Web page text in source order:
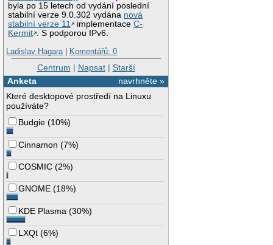
byla po 15 letech od vydání poslední
stabilní verze 9.0.302 vydána nová
stabilní verze 11
implementaceC-
Kermit . S podporou IPv6.
Ladislav Hagara| Komentářů: 0
Centrum | Napsat| Starší
navrhněte »
Anketa
Které desktopové prostředí na Linuxu
používáte?
Budgie (10%)
Cinnamon (7%)
COSMIC (2%)
GNOME (18%)
KDE Plasma (30%)
LXQt (6%)